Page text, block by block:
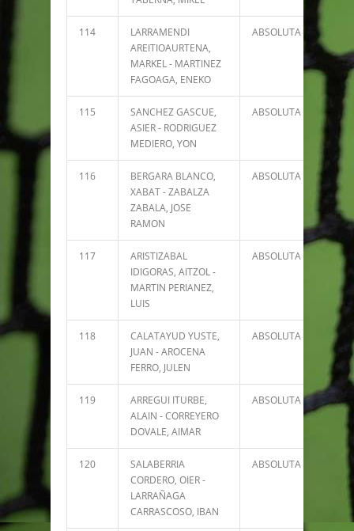
114
LARRAMENDI
AREITIOAURTENA,
MARKEL - MARTINEZ
FAGOAGA, ENEKO
ABSOLUTA
115
SANCHEZ GASCUE,
ASIER - RODRIGUEZ
MEDIERO, YON
ABSOLUTA
116
BERGARA BLANCO,
XABAT - ZABALZA
ZABALA, JOSE
RAMON
ABSOLUTA
117
ARISTIZABAL
IDIGORAS, AITZOL -
MARTIN PERIANEZ,
LUIS
ABSOLUTA
118
CALATAYUD YUSTE,
JUAN - AROCENA
FERRO, JULEN
ABSOLUTA
119
ARREGUI ITURBE,
ALAIN - CORREYERO
DOVALE, AIMAR
ABSOLUTA 0
120
SALABERRIA
CORDERO, OIER -
LARRAÑAGA
CARRASCOSO, IBAN
ABSOLUTA